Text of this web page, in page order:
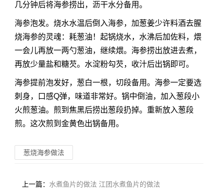
几分钟后将海参捞出，沥干水分备用。
海参泡发。烧水水温后倒入海参，加葱姜少许料酒去腥
烧海参的灵魂：耗葱油！起锅烧水，水沸后加佐料，煨
一会儿再放一两勺葱油，继续煨。海参捞出放进去煮，
再放少量盐和糖芡。水淀粉勾芡，收汁后出锅即可。
海参提前泡发好，葱白一根，切段备用。海参一定要选
刺身，口感Q弹，味道非常好。锅中倒油，加入葱段小
火煎葱油。煎到焦黑后捞出葱段扔掉。重新放入葱段
煎。这次煎到金黄色出锅备用。
葱烧海参做法
上一篇： 水煮鱼片的做法 江团水煮鱼片的做法